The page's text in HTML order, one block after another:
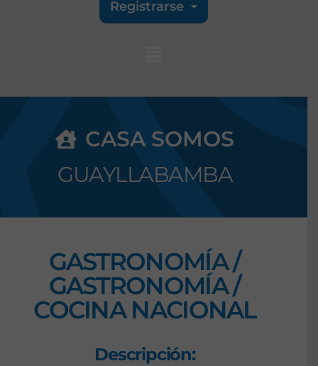
Registrarse
CASA SOMOS
GUAYLLABAMBA
GASTRONOMÍA /
GASTRONOMÍA /
COCINA NACIONAL
Descripción: